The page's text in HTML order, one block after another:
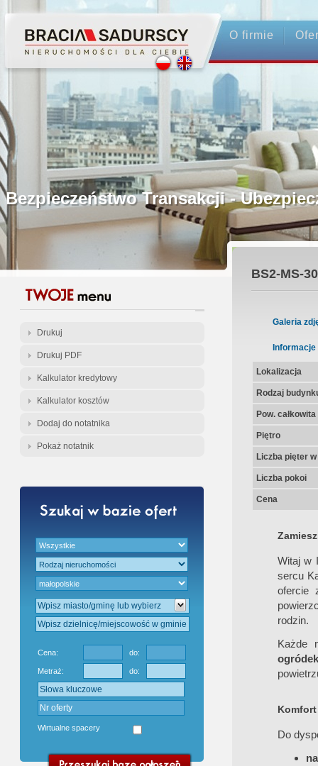
O firmie
Profesjonalne Pośrednictwo
Bezpieczeństwo Transakcji -
Licencjonowani Pośrednicy
Gratis - Przedwstępna Umowa
Drukuj
Drukuj PDF
Kalkulator kredytowy
Kalkulator kosztów
Dodaj do notatnika
Pokaż notatnik
Cena: do:
Metraż: do:
Wirtualne spacery
BS2-MS-
Galeria
Informacje
Lokalizacja
Rodzaj
Pow.
Piętro
Liczba pięter
Liczba pokoi
Cena
Witaj w
sercu
ofercie
rodzin.
Każde
ogródek
Do